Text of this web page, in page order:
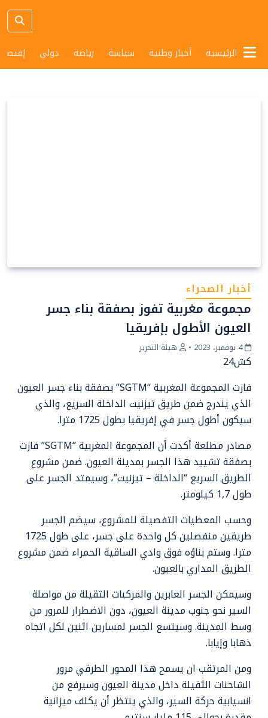
الرئيسية أخبار وطنية سياسة رياضة دولي
أخبار الصحراء
مجموعة مغربية تفوز بصفقة بناء جسر
العيون الأطول بإفريقيا
4 نوفمبر، 2023 • هيئة التحرير
كش24
فازت المجموعة المغربية “SGTM” بصفقة بناء جسر العيون
الذي يندرج ضمن طريق تيزنيت الداخلة السريع، والذي
سيكون أطول جسر في إفريقيا بطول 1725 مترا.
مصادر مطلعة أكدت أن المجموعة المغربية “SGTM” فازت
بصفقة تشييد هذا الجسر بمدينة العيون. ضمن مشروع
الطريق السريع “الداخلة – تيزنيت”، وسيمتد الجسر على
طول 1,7 كيلومتر.
وحسب المعطيات التفصيلة للمشروع، سيضم الجسر
طريقين منفصلين كل واحدة على جسر، على طول 1725
مترا. وستم بناؤه فوق وادي الساقية الحمراء ضمن مشروع
الطريق المداري بالعيون.
وسيمكن الجسر العابرين والمركبات الثقيلة من مواصلة
السير نحو جنوب مدينة العيون، دون الاضطرار للمرور من
وسط المدينة. وسيتسع الجسر لمسارين اثنين لكل اتجاه
ذهابا وإيابا.
ومن المرتقب ان يسمح هذا المحور الطرقي مرور
الشاحنات الثقيلة داخل مدينة العيون وسيرفع من
انسيابية حركة السير، والذي ينتظر أن يكلف ميزانية